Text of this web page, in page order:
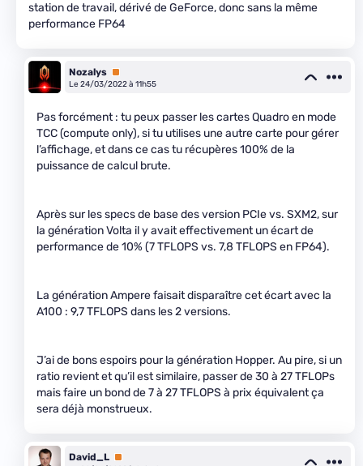
station de travail, dérivé de GeForce, donc sans la même
performance FP64
Nozalys Premium
Le 24/03/2022 à 11h55
Pas forcément : tu peux passer les cartes Quadro en mode
TCC (compute only), si tu utilises une autre carte pour gérer
l’affichage, et dans ce cas tu récupères 100% de la
puissance de calcul brute.
Après sur les specs de base des version PCIe vs. SXM2, sur
la génération Volta il y avait effectivement un écart de
performance de 10% (7 TFLOPS vs. 7,8 TFLOPS en FP64).
La génération Ampere faisait disparaître cet écart avec la
A100 : 9,7 TFLOPS dans les 2 versions.
J’ai de bons espoirs pour la génération Hopper. Au pire, si un
ratio revient et qu’il est similaire, passer de 30 à 27 TFLOPs
mais faire un bond de 7 à 27 TFLOPS à prix équivalent ça
sera déjà monstrueux.
David_L Premium